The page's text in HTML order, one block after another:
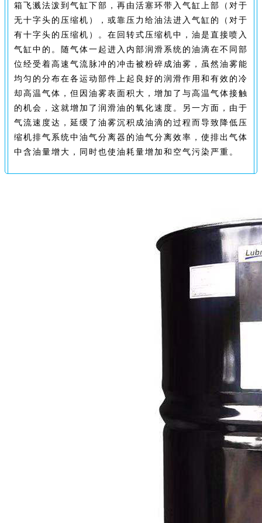
箱飞溅法泼到气缸下部，再由活塞环带入气缸上部（对于
无十字头的压缩机），或靠压力给油法进入气缸的（对于
有十字头的压缩机）。在回转式压缩机中，油是直接喷入
气缸中的。随气体一起进入内部润滑系统的油滴在不同部
位经受着高速气流脉冲的冲击被粉碎成油雾，虽然油雾能
均匀的分布在各运动部件上起良好的润滑作用和有效的冷
却高温气体，但因油雾表面积大，增加了与高温气体接触
的机会，这就增加了润滑油的氧化速度。另一方面，由于
气流速度达，延缓了油雾沉积成油滴的过程而导致降低压
缩机排气系统中油气分离器的油气分离效率，使排出气体
中含油量增大，同时也使油耗量增加和空气污染严重。